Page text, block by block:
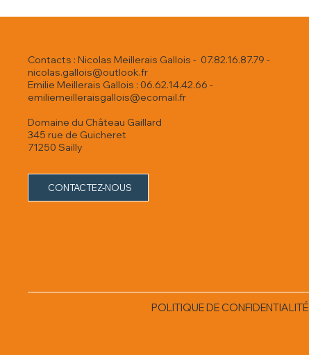
Contacts : Nicolas Meillerais Gallois - 07.82.16.87.79 -
nicolas.gallois@outlook.fr
Emilie Meillerais Gallois : 06.62.14.42.66 -
emiliemeilleraisgallois@ecomail.fr
Domaine du Château Gaillard
345 rue de Guicheret
71250 Sailly
CONTACTEZ-NOUS
POLITIQUE DE CONFIDENTIALITÉ